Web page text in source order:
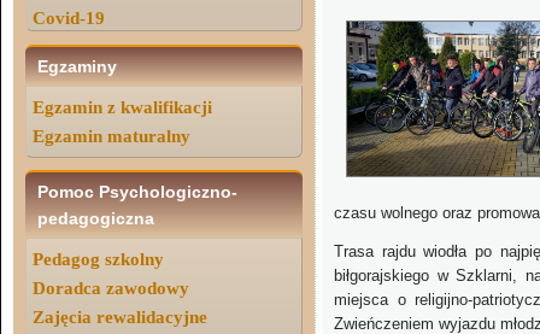
Covid-19
Egzaminy
Egzamin z kwalifikacji
Egzamin maturalny
Pomoc Psychologiczno-
pedagogiczna
Pedagog szkolny
Doradca zawodowy
Zajęcia rewalidacyjne
czasu wolnego oraz
Trasa rajdu wiodła po
biłgorajskiego w Szklarni,
miejsca o religijno-
Zwieńczeniem wyjazdu